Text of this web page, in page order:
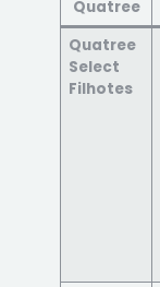
Quatree
Quatree
Select
Filhotes